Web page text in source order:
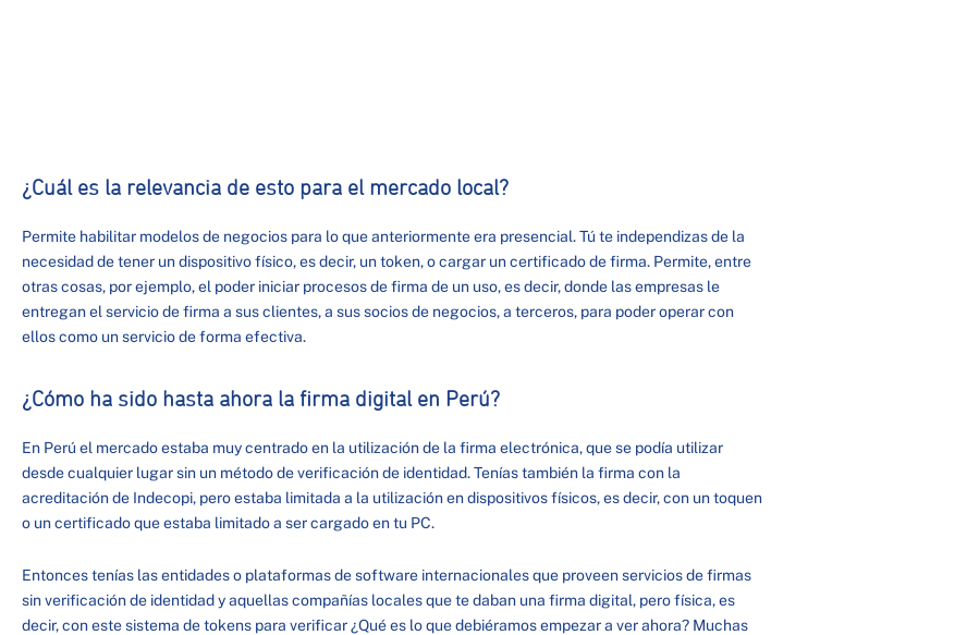
¿Cuál es la relevancia de esto para el mercado local?
Permite habilitar modelos de negocios para lo que anteriormente era presencial. Tú te independizas de la
necesidad de tener un dispositivo físico, es decir, un token, o cargar un certificado de firma. Permite, entre
otras cosas, por ejemplo, el poder iniciar procesos de firma de un uso, es decir, donde las empresas le
entregan el servicio de firma a sus clientes, a sus socios de negocios, a terceros, para poder operar con
ellos como un servicio de forma efectiva.
¿Cómo ha sido hasta ahora la firma digital en Perú?
En Perú el mercado estaba muy centrado en la utilización de la firma electrónica, que se podía utilizar
desde cualquier lugar sin un método de verificación de identidad. Tenías también la firma con la
acreditación de Indecopi, pero estaba limitada a la utilización en dispositivos físicos, es decir, con un toquen
o un certificado que estaba limitado a ser cargado en tu PC.
Entonces tenías las entidades o plataformas de software internacionales que proveen servicios de firmas
sin verificación de identidad y aquellas compañías locales que te daban una firma digital, pero física, es
decir, con este sistema de tokens para verificar ¿Qué es lo que debiéramos empezar a ver ahora? Muchas